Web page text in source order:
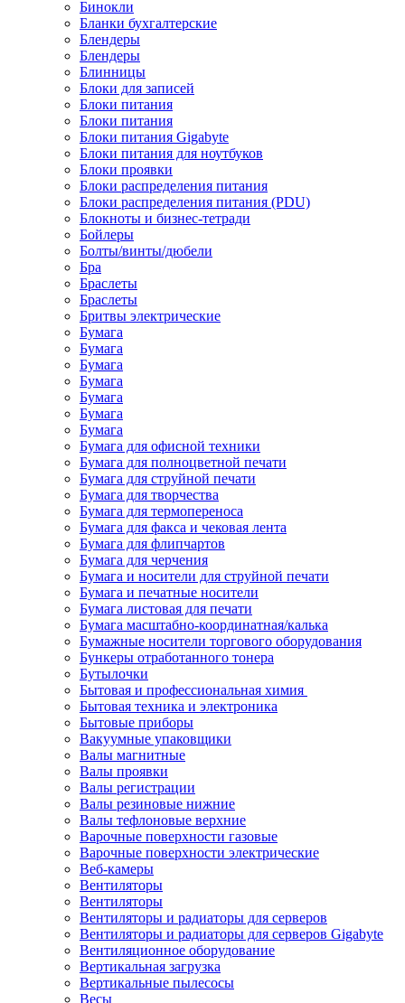
Бинокли
Бланки бухгалтерские
Блендеры
Блендеры
Блинницы
Блоки для записей
Блоки питания
Блоки питания
Блоки питания Gigabyte
Блоки питания для ноутбуков
Блоки проявки
Блоки распределения питания
Блоки распределения питания (PDU)
Блокноты и бизнес-тетради
Бойлеры
Болты/винты/дюбели
Бра
Браслеты
Браслеты
Бритвы электрические
Бумага
Бумага
Бумага
Бумага
Бумага
Бумага
Бумага
Бумага для офисной техники
Бумага для полноцветной печати
Бумага для струйной печати
Бумага для творчества
Бумага для термопереноса
Бумага для факса и чековая лента
Бумага для флипчартов
Бумага для черчения
Бумага и носители для струйной печати
Бумага и печатные носители
Бумага листовая для печати
Бумага масштабно-координатная/калька
Бумажные носители торгового оборудования
Бункеры отработанного тонера
Бутылочки
Бытовая и профессиональная химия
Бытовая техника и электроника
Бытовые приборы
Вакуумные упаковщики
Валы магнитные
Валы проявки
Валы регистрации
Валы резиновые нижние
Валы тефлоновые верхние
Варочные поверхности газовые
Варочные поверхности электрические
Веб-камеры
Вентиляторы
Вентиляторы
Вентиляторы и радиаторы для серверов
Вентиляторы и радиаторы для серверов Gigabyte
Вентиляционное оборудование
Вертикальная загрузка
Вертикальные пылесосы
Весы